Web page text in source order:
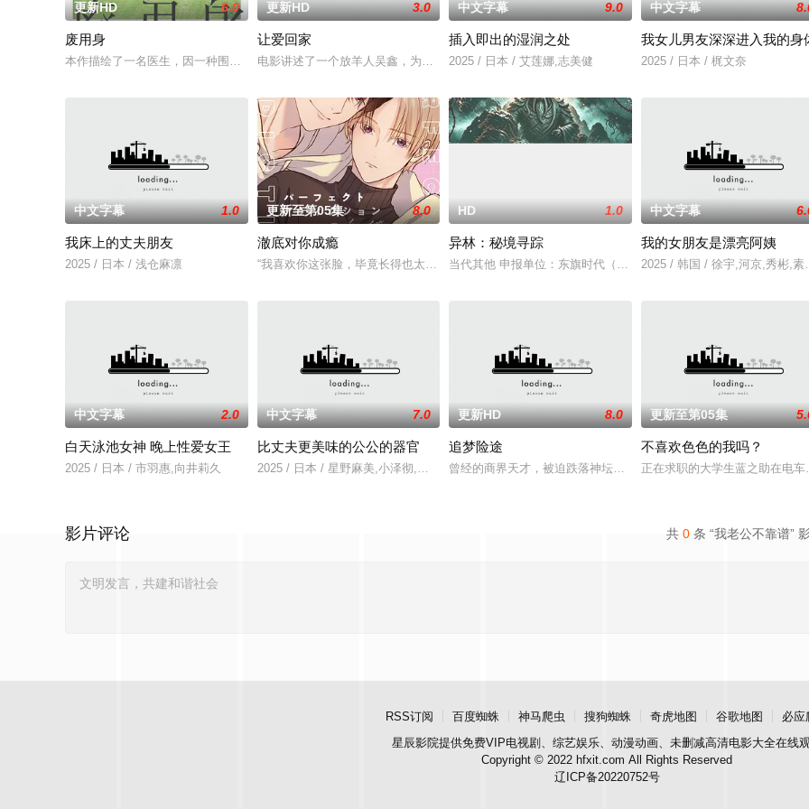
更新HD 6.0
废用身
本作描绘了一名医生，因一种围绕“废用身”——因瘫痪等原因已无恢复可能的四肢——的治疗方法，而一步步踏入在追求理想
更新HD 3.0
让爱回家
电影讲述了一个放羊人吴鑫，为两只羊和他人发生冲突，失手将对方打死，被判处无期徒刑后，吴鑫在监狱
中文字幕 9.0
插入即出的湿润之处
2025 / 日本 / 艾莲娜,志美健
中文字幕
我女儿男友深深进入我的身
2025 / 日本 / 梶文奈
中文字幕 1.0
我床上的丈夫朋友
2025 / 日本 / 浅仓麻凛
更新至第05集 8.0
澈底对你成瘾
“我喜欢你这张脸，毕竟长得也太好看了吧。”
HD 1.0
异林：秘境寻踪
当代其他 申报单位：东旗时代（北京）影视文化传媒有限公司
中文字幕
我的女朋友是漂亮阿姨
2025 / 韩国 / 徐宇,河京,秀彬,素
中文字幕 2.0
白天泳池女神 晚上性爱女王
2025 / 日本 / 市羽惠,向井莉久
中文字幕 7.0
比丈夫更美味的公公的器官
2025 / 日本 / 星野麻美,小泽彻,有村望海
更新HD 8.0
追梦险途
曾经的商界天才，被迫跌落神坛。被那微不足道的成就麻醉过后他该
更新至第05集
不喜欢色色的我吗？
正在求职的大学生蓝之助在电
共 0 条 “我老公不靠谱”
影片评论
RSS订阅 百度蜘蛛 神马爬虫 搜狗蜘蛛 奇虎地图 谷歌地图
必应
星辰影院提供免费VIP电视剧、综艺娱乐、动漫动画、未删减高清电影大全在线
Copyright © 2022 hfxit.com All Rights Reserved
辽ICP备20220752号